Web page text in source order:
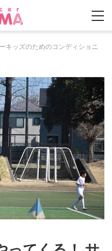
キッズのためのコンディショニ